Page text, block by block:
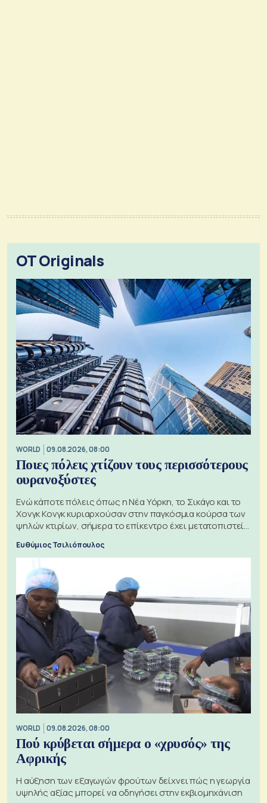
OT Originals
WORLD 09.08.2026, 08:00
Ποιες πόλεις χτίζουν τους περισσότερους
ουρανοξύστες
Ενώ κάποτε πόλεις όπως η Νέα Υόρκη, το Σικάγο και το
Χονγκ Κονγκ κυριαρχούσαν στην παγκόσμια κούρσα των
ψηλών κτιρίων, σήμερα το επίκεντρο έχει μετατοπιστεί
προς την Ασία
Ευθύμιος Τσιλιόπουλος
WORLD 09.08.2026, 08:00
Πού κρύβεται σήμερα ο «χρυσός» της
Αφρικής
Η αύξηση των εξαγωγών φρούτων δείχνει πώς η γεωργία
υψηλής αξίας μπορεί να οδηγήσει στην εκβιομηχάνιση